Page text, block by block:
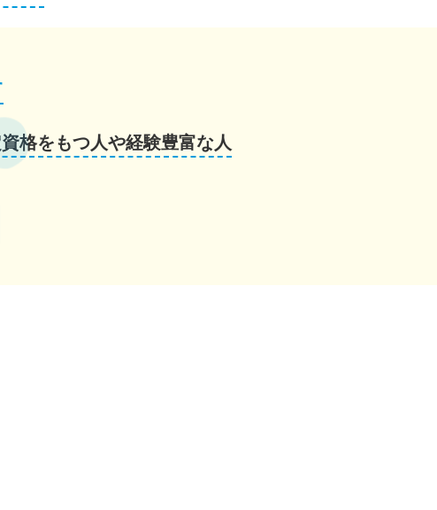
格をもつ人や経験豊富な人